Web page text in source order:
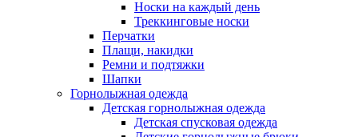
Носки на каждый день
Треккинговые носки
Перчатки
Плащи, накидки
Ремни и подтяжки
Шапки
Горнолыжная одежда
Детская горнолыжная одежда
Детская спусковая одежда